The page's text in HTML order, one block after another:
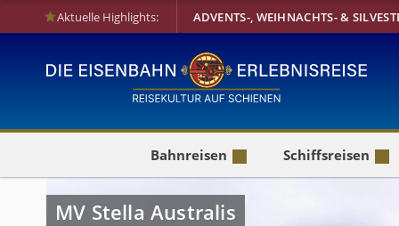
Aktuelle Highlights: ADVENTS-, WEIHNACHTS- &
Bahnreisen Schiffsreisen
MV Stella Australis